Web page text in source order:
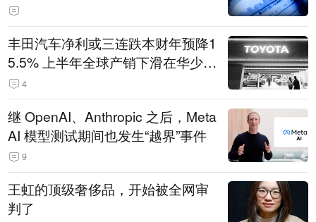
丰田汽车净利或三连跌本财年预降1
5.5% 上半年全球产销下滑在华少卖
14.3万辆
4
继 OpenAI、Anthropic 之后，Meta
AI 模型测试期间也发生“越界”事件
9
王虹的顶级奢侈品，开始被全网审
判了